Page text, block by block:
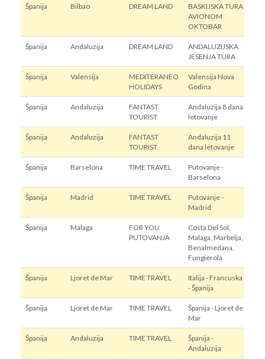
Španija Bilbao DREAM LAND
BASKIJSKA TURA
AVIONOM
OKTOBAR
Španija Andaluzija DREAM LAND
ANDALUZIJSKA
JESENJA TURA
Španija Valensija
MEDITERANEO
HOLIDAYS
Valensija Nova
Godina
Španija Andaluzija
FANTAST
TOURIST
Andaluzija 8 dana
letovanje
Španija Andaluzija
FANTAST
TOURIST
Andaluzija 11
dana letovanje
Španija Barselona TIME TRAVEL
Putovanje -
Barselona
Španija Madrid TIME TRAVEL
Putovanje -
Madrid
Španija Malaga
FOR YOU
PUTOVANJA
Costa Del Sol,
Malaga, Marbelja,
Benalmedana,
Fungierola
Španija Ljoret de Mar TIME TRAVEL
Italija - Francuska
- Španija
Španija Ljoret de Mar TIME TRAVEL
Španija - Ljoret de
Mar
Španija Andaluzija TIME TRAVEL
Španija -
Andaluzija